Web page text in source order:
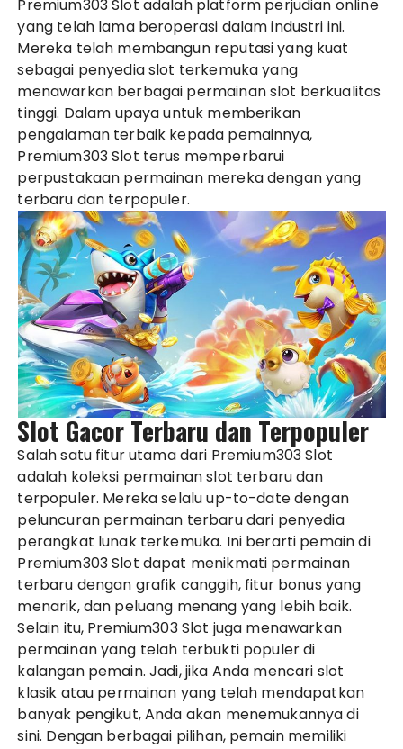
Premium303 Slot adalah platform perjudian online
yang telah lama beroperasi dalam industri ini.
Mereka telah membangun reputasi yang kuat
sebagai penyedia slot terkemuka yang
menawarkan berbagai permainan slot berkualitas
tinggi. Dalam upaya untuk memberikan
pengalaman terbaik kepada pemainnya,
Premium303 Slot terus memperbarui
perpustakaan permainan mereka dengan yang
terbaru dan terpopuler.
Slot Gacor Terbaru dan Terpopuler
Salah satu fitur utama dari Premium303 Slot
adalah koleksi permainan slot terbaru dan
terpopuler. Mereka selalu up-to-date dengan
peluncuran permainan terbaru dari penyedia
perangkat lunak terkemuka. Ini berarti pemain di
Premium303 Slot dapat menikmati permainan
terbaru dengan grafik canggih, fitur bonus yang
menarik, dan peluang menang yang lebih baik.
Selain itu, Premium303 Slot juga menawarkan
permainan yang telah terbukti populer di
kalangan pemain. Jadi, jika Anda mencari slot
klasik atau permainan yang telah mendapatkan
banyak pengikut, Anda akan menemukannya di
sini. Dengan berbagai pilihan, pemain memiliki